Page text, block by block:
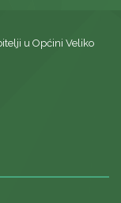
u Općini Veliko